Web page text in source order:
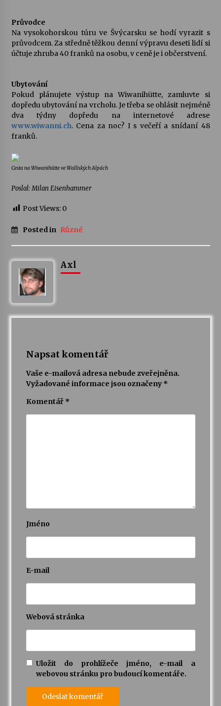
Průvodce
Na vysokohorskou túru ve Švýcarsku se hodí vyrazit s
průvodcem. Za středně těžkou denní výpravu deseti lidí si
účtuje zhruba 40 franků na osobu, v ceně je i občerstvení.
Ubytování
Pokud plánujete výstup na Wiwanihütte, zamluvte si
dopředu ubytování na vrcholu. Je třeba se ohlásit nejméně
dva týdny dopředu na internetové adrese
www.wiwanni.ch. Cena za noc? I s večeří a snídaní 48
franků.
Cesta na Wiwanihütte ve Walliských Alpách
Poslal: Milan Eisenhammer
Post Views: 0
Posted in Různé
Axl
Napsat komentář
Vaše e-mailová adresa nebude zveřejněna.
Vyžadované informace jsou označeny *
Komentář *
Jméno
E-mail
Webová stránka
Uložit do prohlížeče jméno, e-mail a
webovou stránku pro budoucí komentáře.